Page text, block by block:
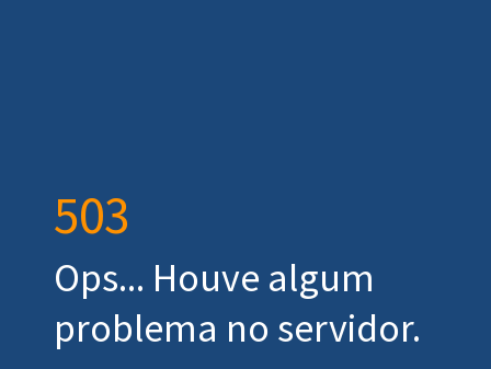
503
Ops... Houve algum
problema no servidor.